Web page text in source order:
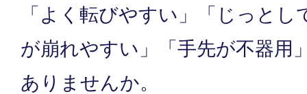
「よく転びやすい」「じっと
が崩れやすい」「手先が不器用
ありませんか。